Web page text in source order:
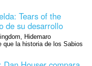
Tears of the
de su desarrollo
Hidemaro
que la historia de los Sabios